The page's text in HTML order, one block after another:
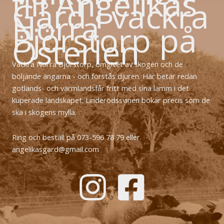
Gård i vackra
Norra
Björstorp på
Österlen
Vackra Norra Björstorp, omgivet av skogen och de
böljande ängarna - och förstås djuren. Här betar redan
gotlands- och värmlandsfår fritt med sina lamm i det
kuperade landskapet. Linderödssvinen bökar precis som de
ska i skogens mylla.
Ring och beställ på 073-596 78 79 eller
angelikasgard@gmail.com